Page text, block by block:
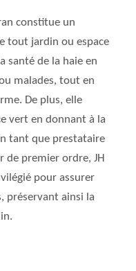
constitue un
tout jardin ou espace
santé de la haie en
malades, tout en
De plus, elle
vert en donnant à la
tant que prestataire
de premier ordre, JH
pour assurer
préservant ainsi la